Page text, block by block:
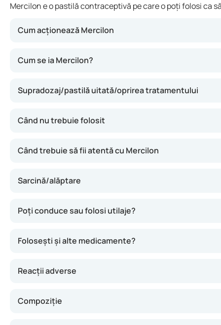
Mercilon e o pastilă contraceptivă pe care o poți folosi ca
Cum acționează Mercilon
Cum se ia Mercilon?
Supradozaj/pastilă uitată/oprirea tratamentului
Când nu trebuie folosit
Când trebuie să fii atentă cu Mercilon
Sarcină/alăptare
Poți conduce sau folosi utilaje?
Folosești și alte medicamente?
Reacții adverse
Compoziție